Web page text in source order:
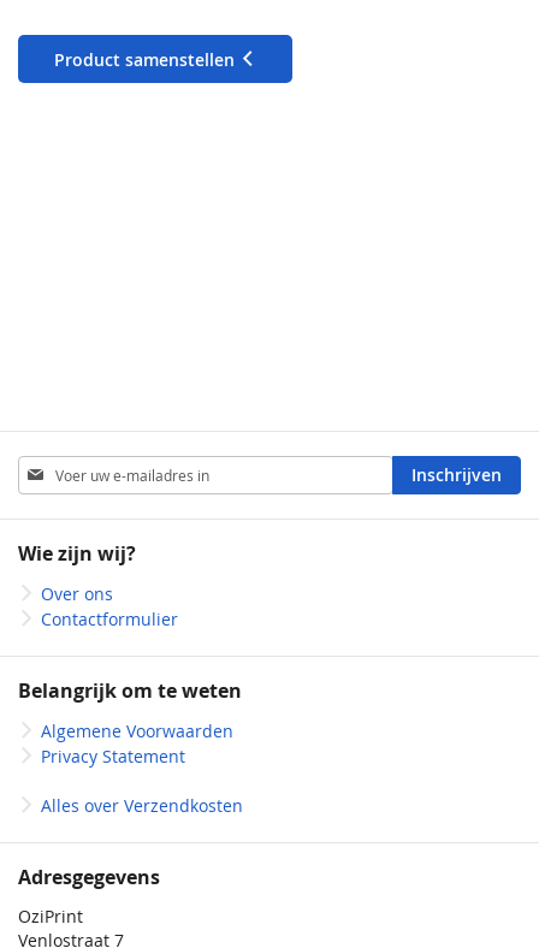
Product samenstellen
Abonneer
u
op
nieuwsbrief
Inschrijven
Wie zijn wij?
Over ons
Contactformulier
Belangrijk om te weten
Algemene Voorwaarden
Privacy Statement
Alles over Verzendkosten
Adresgegevens
OziPrint
Venlostraat 7